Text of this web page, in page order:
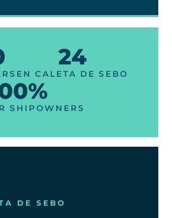
24
EN CALETA DE SEBO
SHIPOWNERS
DE SEBO